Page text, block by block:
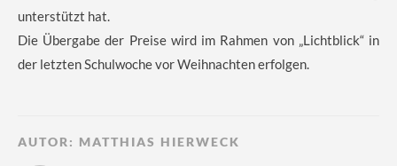
unterstützt hat.
Die Übergabe der Preise wird im Rahmen von „Lichtblick“ in
der letzten Schulwoche vor Weihnachten erfolgen.
AUTOR: MATTHIAS HIERWECK